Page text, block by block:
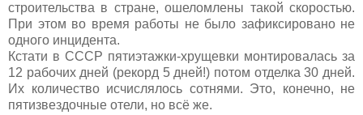
строительства в стране, ошеломлены такой скоростью.
При этом во время работы не было зафиксировано не
одного инцидента.
Кстати в СССР пятиэтажки-хрущевки монтировалась за
12 рабочих дней (рекорд 5 дней!) потом отделка 30 дней.
Их количество исчислялось сотнями. Это, конечно, не
пятизвездочные отели, но всё же.